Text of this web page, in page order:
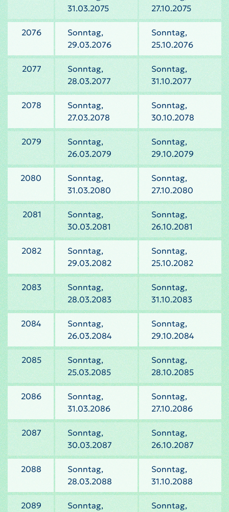
31.03.2075
27.10.2075
2076
Sonntag,
29.03.2076
Sonntag,
25.10.2076
2077
Sonntag,
28.03.2077
Sonntag,
31.10.2077
2078
Sonntag,
27.03.2078
Sonntag,
30.10.2078
2079
Sonntag,
26.03.2079
Sonntag,
29.10.2079
2080
Sonntag,
31.03.2080
Sonntag,
27.10.2080
2081
Sonntag,
30.03.2081
Sonntag,
26.10.2081
2082
Sonntag,
29.03.2082
Sonntag,
25.10.2082
2083
Sonntag,
28.03.2083
Sonntag,
31.10.2083
2084
Sonntag,
26.03.2084
Sonntag,
29.10.2084
2085
Sonntag,
25.03.2085
Sonntag,
28.10.2085
2086
Sonntag,
31.03.2086
Sonntag,
27.10.2086
2087
Sonntag,
30.03.2087
Sonntag,
26.10.2087
2088
Sonntag,
28.03.2088
Sonntag,
31.10.2088
2089
Sonntag,
Sonntag,